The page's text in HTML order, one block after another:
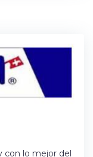
con lo mejor del